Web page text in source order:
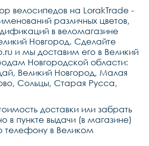
велосипедов на LorakTrade -
различных цветов,
в веломагазине
Новгород. Сделайте
и мы доставим его в Великий
Новгородской области:
Великий Новгород, Малая
Сольцы, Старая Русса,
доставки или забрать
в пункте выдачи (в магазине)
телефону в Великом